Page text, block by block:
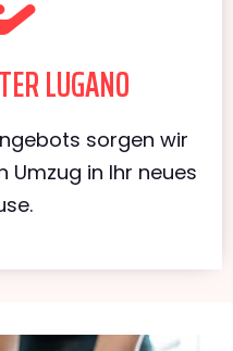
LUGANO
sorgen wir
Umzug in Ihr neues